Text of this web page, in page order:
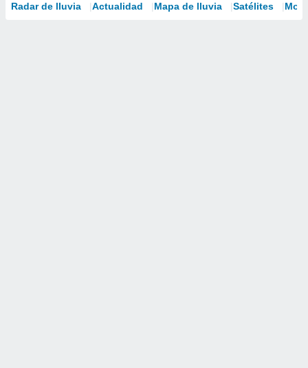
Radar de lluvia Actualidad Mapa de lluvia Satélites